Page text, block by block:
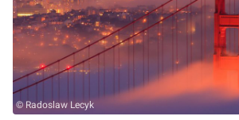
© Radoslaw Lecyk